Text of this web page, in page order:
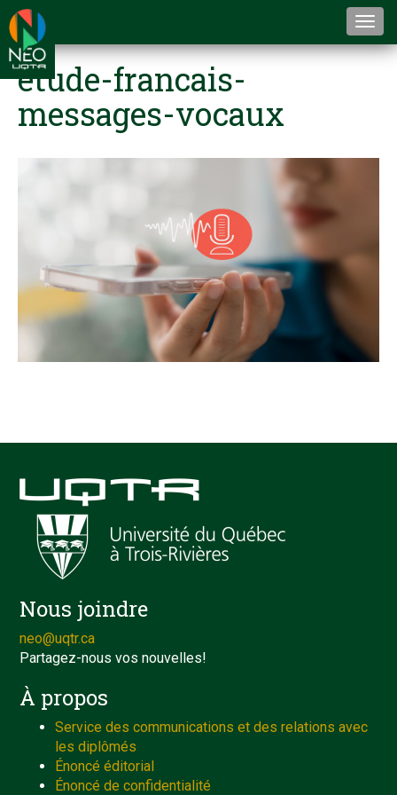
etude-francais-
messages-vocaux
Nous joindre
neo@uqtr.ca
Partagez-nous vos nouvelles!
À propos
Service des communications et des relations avec
les diplômés
Énoncé éditorial
Énoncé de confidentialité